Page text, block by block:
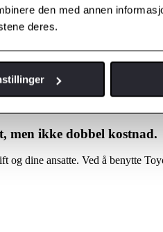
den med annen
deres.
men ikke dobbel kostnad.
dine ansatte. Ved å benytte